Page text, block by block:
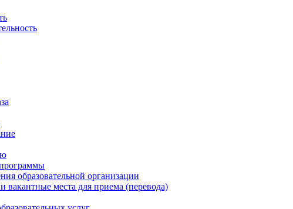
образовательной организации
вакантные места для приема (перевода)